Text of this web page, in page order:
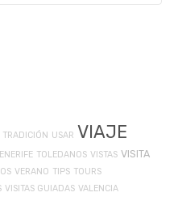
TRADICIÓN USAR VIAJE
TOLEDANOS VISTAS VISITA
VERANO TIPS TOURS
VISITAS GUIADAS VALENCIA